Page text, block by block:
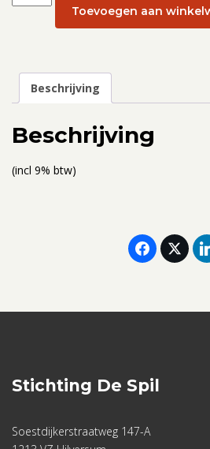
voor
retraiteweekend:
28
30
2022
Toevoegen aan
Beschrijving
Beschrijving
(incl 9% btw)
Stichting De Spil
Soestdijkerstraatweg 147-A